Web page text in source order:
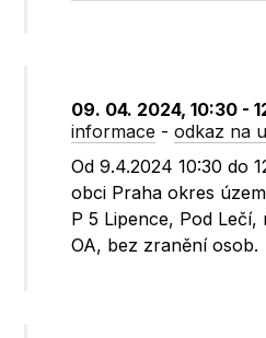
09. 04. 2024, 10:30 -
informace -odkaz na
Od 9.4.2024 10:30 do
obci Praha okres
P 5 Lipence, Pod
OA, bez zranění osob.